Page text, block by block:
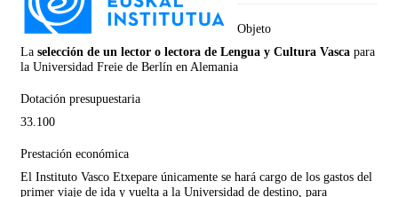
Objeto
La selección de un lector o lectora de Lengua y Cultura Vasca para
la Universidad Freie de Berlín en Alemania
Dotación presupuestaria
33.100
Prestación económica
El Instituto Vasco Etxepare únicamente se hará cargo de los gastos del
primer viaje de ida y vuelta a la Universidad de destino, para